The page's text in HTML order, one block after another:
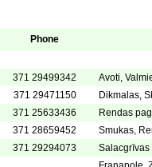
Phone
371 29499342
Avoti,
371 29471150
Dikmalas,
371 25633436
Rendas
371 28659452
Smukas,
371 29294073 Salacgrīvas